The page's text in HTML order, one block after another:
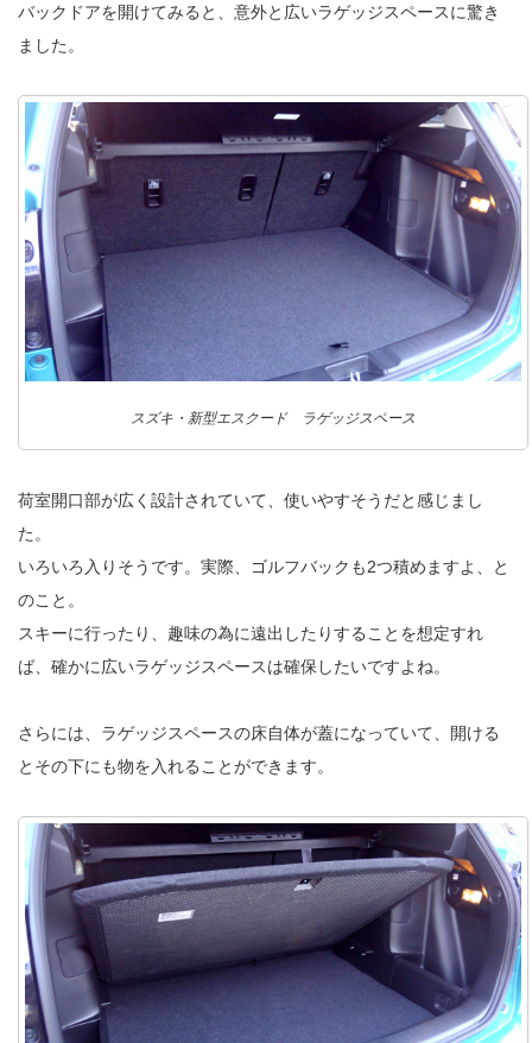
バックドアを開けてみると、意外と広いラゲッジスペースに驚き
ました。
スズキ・新型エスクード ラゲッジスペース
荷室開口部が広く設計されていて、使いやすそうだと感じまし
た。
いろいろ入りそうです。実際、ゴルフバックも2つ積めますよ、と
のこと。
スキーに行ったり、趣味の為に遠出したりすることを想定すれ
ば、確かに広いラゲッジスペースは確保したいですよね。
さらには、ラゲッジスペースの床自体が蓋になっていて、開ける
とその下にも物を入れることができます。